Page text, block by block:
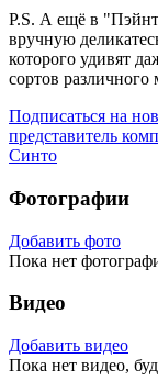
P.S. А ещё в
вручную
которого удивят
сортов
Подписаться на
представитель
Синто
Фотографии
Добавить фото
Пока нет
Видео
Добавить видео
Пока нет видео,